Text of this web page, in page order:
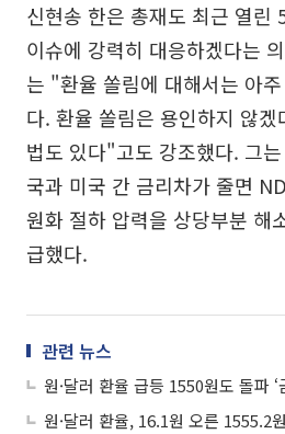
신현송 한은 총재도 최근 열린
이슈에 강력히 대응하겠다는
는 "환율 쏠림에 대해서는 아
다. 환율 쏠림은 용인하지 않
법도 있다"고도 강조했다. 그
국과 미국 간 금리차가 줄면
원화 절하 압력을 상당부분 해
급했다.
관련 뉴스
원·달러 환율, 16.1원 오른 1555.2